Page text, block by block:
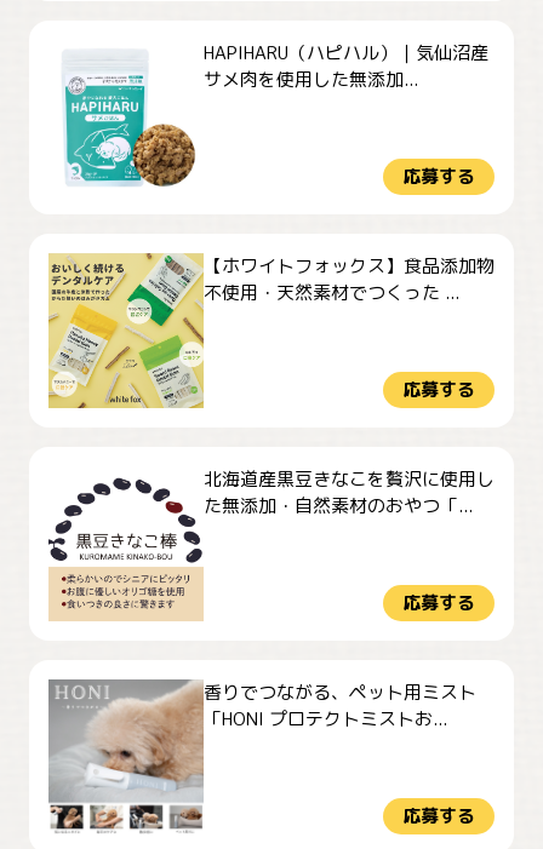
HAPIHARU（ハピハル）｜気仙沼産
サメ肉を使用した無添加...
応募する
【ホワイトフォックス】食品添加物
不使用・天然素材でつくった ...
応募する
北海道産黒豆きなこを贅沢に使用し
た無添加・自然素材のおやつ「...
応募する
香りでつながる、ペット用ミスト
「HONI プロテクトミストお...
応募する